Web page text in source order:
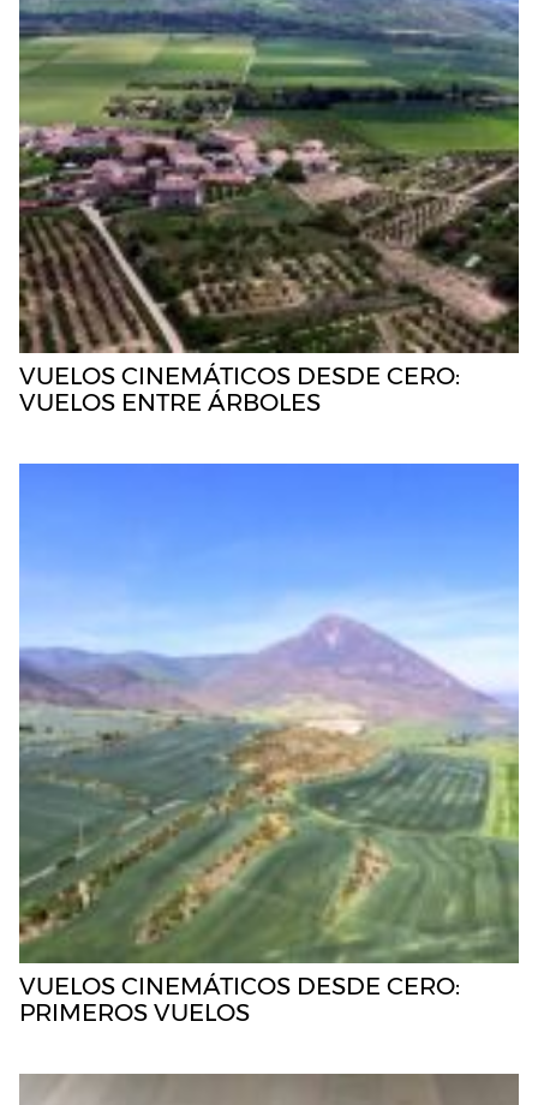
VUELOS CINEMÁTICOS DESDE CERO:
VUELOS ENTRE ÁRBOLES
VUELOS CINEMÁTICOS DESDE CERO:
PRIMEROS VUELOS